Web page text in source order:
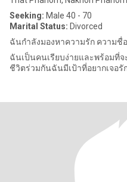
Seeking: Male 40 - 70
Marital Status: Divorced
ฉันกำลังมองหาความรัก ความชื่
ฉันเป็นคนเรียบง่ายและพร้อมที่
ชีวิตร่วมกันฉันมีเป้าที่อยากเจอ